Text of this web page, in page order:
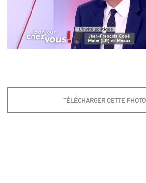
TÉLÉCHARGER CETTE PHOTO